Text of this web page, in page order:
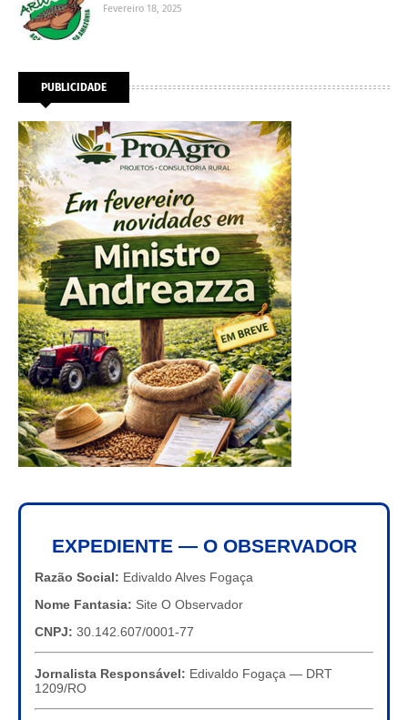
Fevereiro 18, 2025
PUBLICIDADE
EXPEDIENTE — O OBSERVADOR
Razão Social: Edivaldo Alves Fogaça
Nome Fantasia: Site O Observador
CNPJ: 30.142.607/0001-77
Jornalista Responsável: Edivaldo Fogaça — DRT
1209/RO